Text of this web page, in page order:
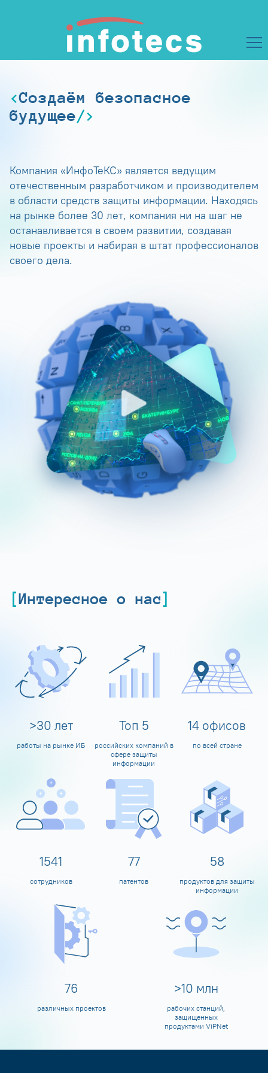
Создаём безопасное
будущее
Компания «ИнфоТеКС» является ведущим
отечественным разработчиком и производителем
в области средств защиты информации. Находясь
на рынке более 30 лет, компания ни на шаг не
останавливается в своем развитии, создавая
новые проекты и набирая в штат профессионалов
своего дела.
Интересное о нас
>30 лет
работы на рынке ИБ
Топ 5
российских компаний в
сфере защиты
информации
14 офисов
по всей стране
1600
сотрудников
80
патентов
60
продуктов для защиты
информации
80
различных проектов
>10 млн
рабочих станций,
защищенных
продуктами ViPNet